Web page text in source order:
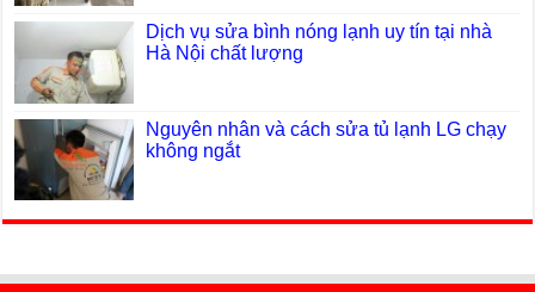
Dịch vụ sửa bình nóng lạnh uy tín tại nhà
Hà Nội chất lượng
Nguyên nhân và cách sửa tủ lạnh LG chạy
không ngắt